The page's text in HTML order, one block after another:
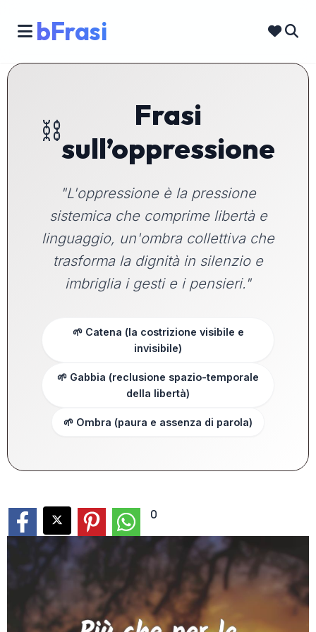
bFrasi
⛓️
Frasi
sull’oppressione
"L'oppressione è la pressione
sistemica che comprime libertà e
linguaggio, un'ombra collettiva che
trasforma la dignità in silenzio e
imbriglia i gesti e i pensieri."
🌱 Catena (la costrizione visibile e
invisibile)
🌱 Gabbia (reclusione spazio-temporale
della libertà)
🌱 Ombra (paura e assenza di parola)
0